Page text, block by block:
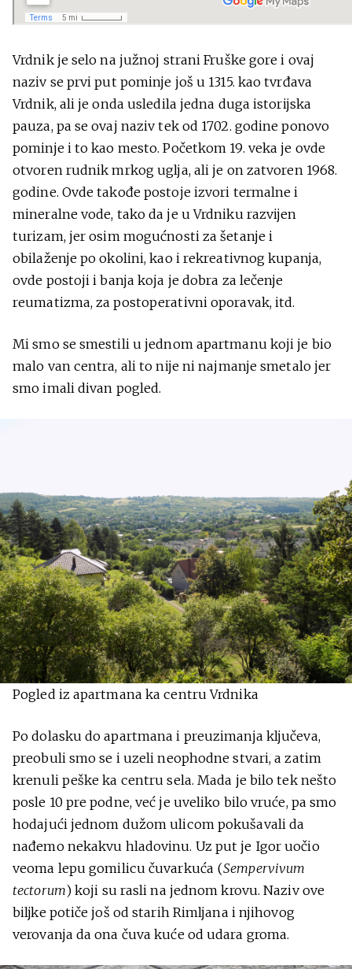
Vrdnik je selo na južnoj strani Fruške gore i ovaj
naziv se prvi put pominje još u 1315. kao tvrđava
Vrdnik, ali je onda usledila jedna duga istorijska
pauza, pa se ovaj naziv tek od 1702. godine ponovo
pominje i to kao mesto. Početkom 19. veka je ovde
otvoren rudnik mrkog uglja, ali je on zatvoren 1968.
godine. Ovde takođe postoje izvori termalne i
mineralne vode, tako da je u Vrdniku razvijen
turizam, jer osim mogućnosti za šetanje i
obilaženje po okolini, kao i rekreativnog kupanja,
ovde postoji i banja koja je dobra za lečenje
reumatizma, za postoperativni oporavak, itd.
Mi smo se smestili u jednom apartmanu koji je bio
malo van centra, ali to nije ni najmanje smetalo jer
smo imali divan pogled.
Pogled iz apartmana ka centru Vrdnika
Po dolasku do apartmana i preuzimanja ključeva,
preobuli smo se i uzeli neophodne stvari, a zatim
krenuli peške ka centru sela. Mada je bilo tek nešto
posle 10 pre podne, već je uveliko bilo vruće, pa smo
hodajući jednom dužom ulicom pokušavali da
nađemo nekakvu hladovinu. Uz put je Igor uočio
veoma lepu gomilicu čuvarkuća (Sempervivum
tectorum) koji su rasli na jednom krovu. Naziv ove
biljke potiče još od starih Rimljana i njihovog
verovanja da ona čuva kuće od udara groma.